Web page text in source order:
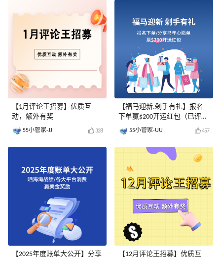
【1月评论王招募】优质互
动，额外有奖
55小管家-JJ 328
【2025年度账单大公开】分享
【福马迎新.剁手有礼】报名
下单赢$200开运红包（已评
奖）55小管家-UU 457
【12月评论王招募】优质互